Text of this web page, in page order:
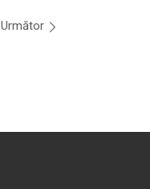
Următor